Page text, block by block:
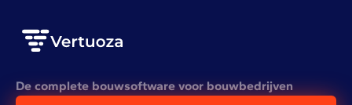
De complete bouwsoftware voor bouwbedrijven